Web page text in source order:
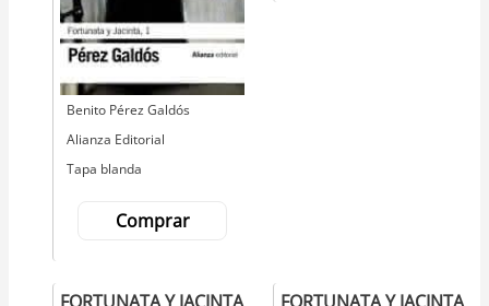
Autor
Benito Pérez Galdós
Editorial
Alianza Editorial
Tapa blanda
Comprar